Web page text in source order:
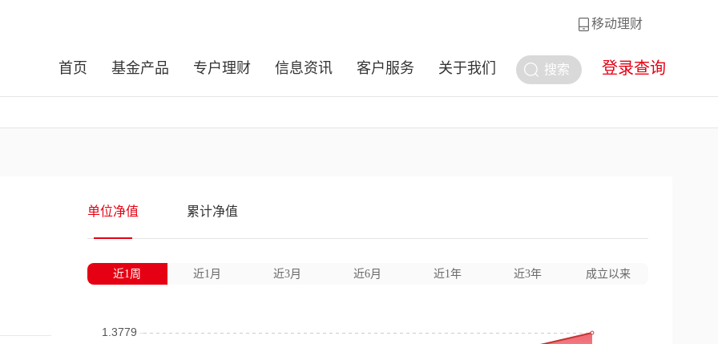
移动理财
搜索 登录查询
首页 基金产品 专户理财 信息资讯 客户服务 关于我们
单位净值 累计净值
近1周 近1月 近3月 近6月 近1年 近3年 成立以来